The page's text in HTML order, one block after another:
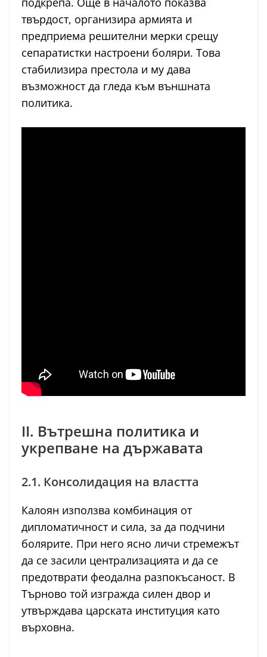
твърдост, организира армията и
предприема решителни мерки срещу
сепаратистки настроени боляри. Това
стабилизира престола и му дава
възможност да гледа към външната
политика.
II. Вътрешна политика и
укрепване на държавата
2.1. Консолидация на властта
Калоян използва комбинация от
дипломатичност и сила, за да подчини
болярите. При него ясно личи стремежът
да се засили централизацията и да се
предотврати феодална разпокъсаност. В
Търново той изгражда силен двор и
утвърждава царската институция като
върховна.